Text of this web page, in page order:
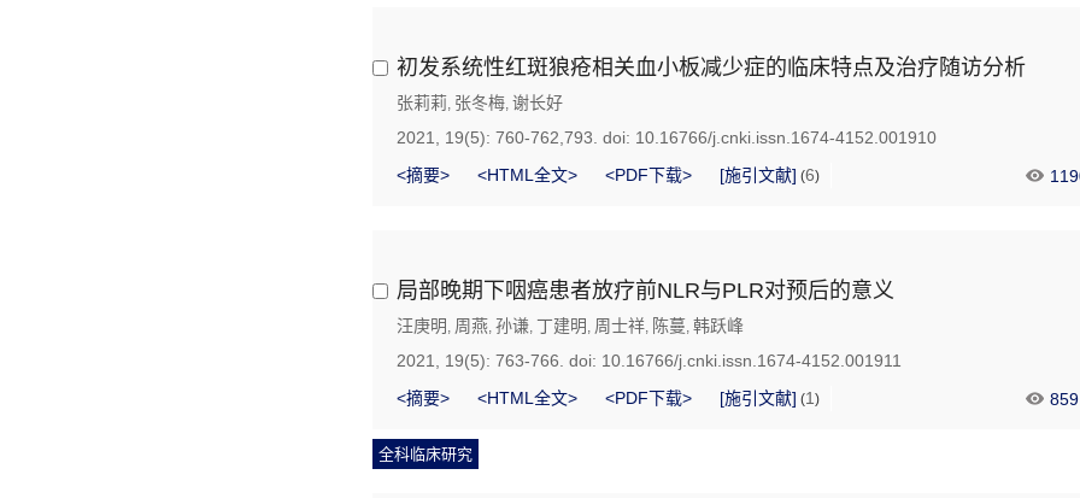
初发系统性红斑狼疮相关血小板减少症的临床特点及治疗随访分析
张莉莉, 张冬梅, 谢长好
2021, 19(5): 760-762,793. doi: 10.16766/j.cnki.issn.1674-4152.001910
<摘要>
<HTML全文> <PDF下载> [施引文献] (6)
局部晚期下咽癌患者放疗前NLR与PLR对预后的意义
汪庚明 , 周燕, 孙谦, 丁建明 , 周士祥, 陈蔓, 韩跃峰
2021, 19(5): 763-766. doi: 10.16766/j.cnki.issn.1674-4152.001911
<摘要>
<HTML全文> <PDF下载> [施引文献] (1 ) 859
全科临床研究